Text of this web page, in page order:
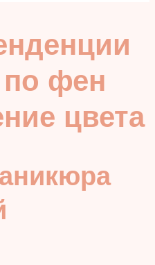
фен
цвета